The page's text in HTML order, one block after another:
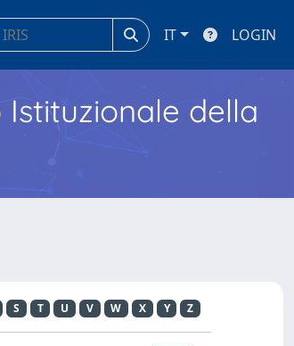
IT LOGIN
Istituzionale della
S T U V W X Y Z